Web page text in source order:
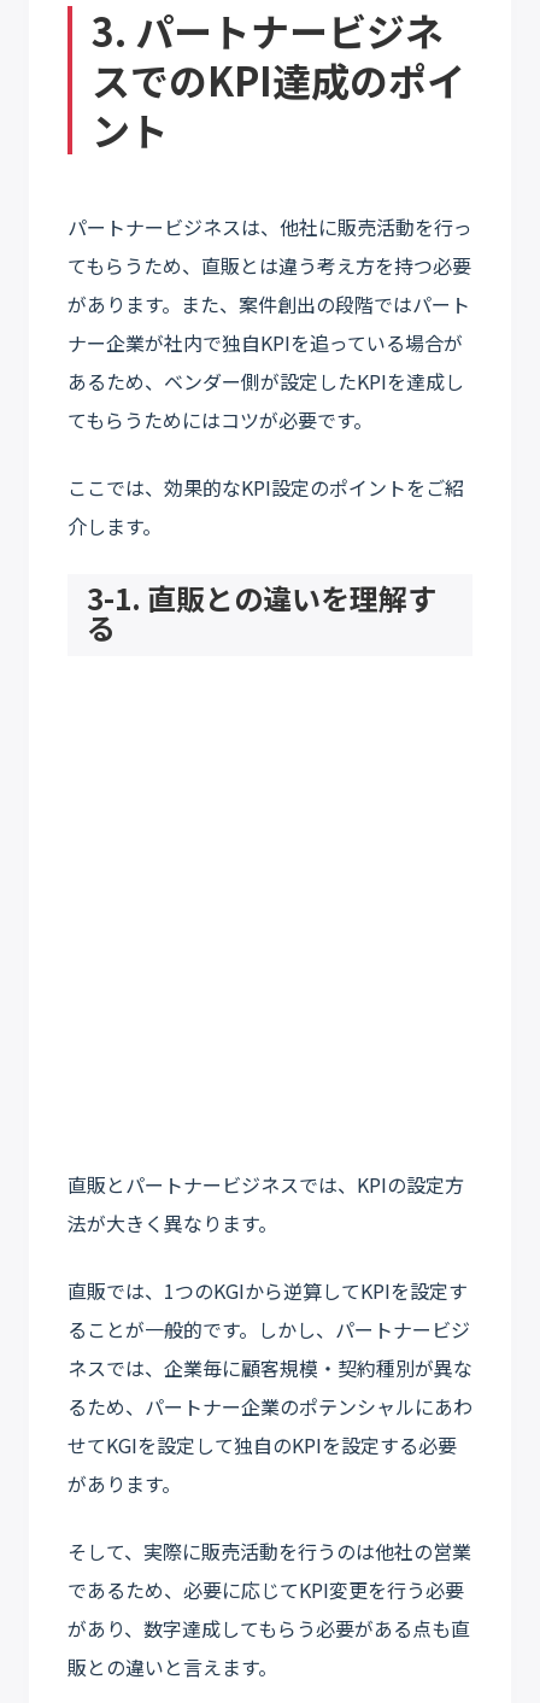
3. パートナービジネ
スでのKPI達成のポイ
ント
パートナービジネスは、他社に販売活動を行っ
てもらうため、直販とは違う考え方を持つ必要
があります。また、案件創出の段階ではパート
ナー企業が社内で独自KPIを追っている場合が
あるため、ベンダー側が設定したKPIを達成し
てもらうためにはコツが必要です。
ここでは、効果的なKPI設定のポイントをご紹
介します。
3-1. 直販との違いを理解す
る
直販とパートナービジネスでは、KPIの設定方
法が大きく異なります。
直販では、1つのKGIから逆算してKPIを設定す
ることが一般的です。しかし、パートナービジ
ネスでは、企業毎に顧客規模・契約種別が異な
るため、パートナー企業のポテンシャルにあわ
せてKGIを設定して独自のKPIを設定する必要
があります。
そして、実際に販売活動を行うのは他社の営業
であるため、必要に応じてKPI変更を行う必要
があり、数字達成してもらう必要がある点も直
販との違いと言えます。